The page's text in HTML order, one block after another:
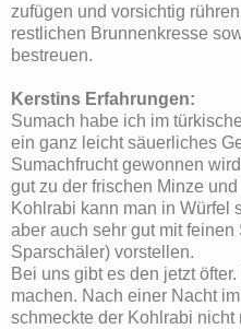
zufügen und vorsichtig
restlichen Brunnenkresse
bestreuen.
Kerstins Erfahrungen:
Sumach habe ich im
ein ganz leicht säuerliches
Sumachfrucht gewonnen
gut zu der frischen Minze
Kohlrabi kann man in Würfel
aber auch sehr gut mit
Sparschäler) vorstellen.
Bei uns gibt es den jetzt
machen. Nach einer Nacht
schmeckte der Kohlrabi nicht